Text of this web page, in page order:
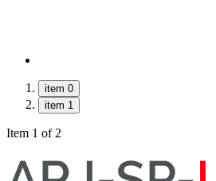
item 0
item 1
Item 1 of 2